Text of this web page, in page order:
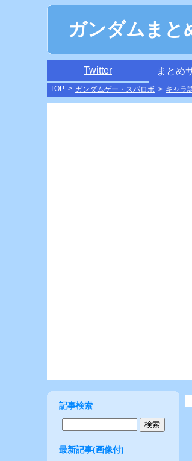
ガンダムまと
Twitter まとめ
TOP > ガンダムゲー・スパロボ > キャラ
記事検索
最新記事(画像付)